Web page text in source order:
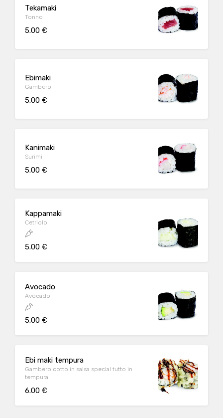
Tekamaki
Tonno
5.00 €
Ebimaki
Gambero
5.00 €
Kanimaki
Surimi
5.00 €
Kappamaki
Cetriolo
5.00 €
Avocado
Avocado
5.00 €
Ebi maki tempura
Gambero cotto in salsa special tutto in
tempura
6.00 €